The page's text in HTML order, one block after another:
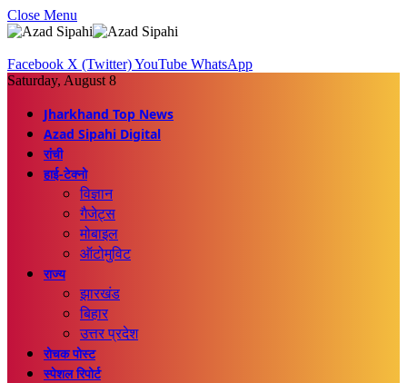
Close Menu
Facebook X (Twitter)YouTube WhatsApp
Saturday, August 8
Jharkhand Top News
Azad Sipahi Digital
रांची
हाई-टेक्नो
विज्ञान
गैजेट्स
मोबाइल
ऑटोमुविट
राज्य
झारखंड
बिहार
उत्तर प्रदेश
रोचक पोस्ट
स्पेशल रिपोर्ट